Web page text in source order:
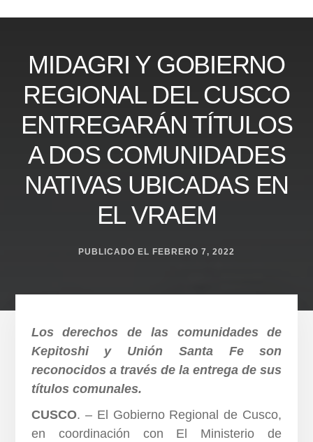
MIDAGRI Y GOBIERNO
REGIONAL DEL CUSCO
ENTREGARÁN TÍTULOS
A DOS COMUNIDADES
NATIVAS UBICADAS EN
EL VRAEM
PUBLICADO EL FEBRERO 7, 2022
Los derechos de las comunidades de
Kepitoshi y Unión Santa Fe son
reconocidos a través de la entrega de sus
títulos comunales.
CUSCO. – El Gobierno Regional de Cusco,
en coordinación con El Ministerio de